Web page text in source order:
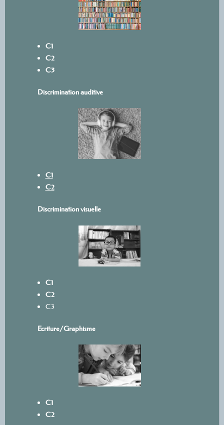
C1
C2
C3
Discrimination auditive
C1
C2
Discrimination visuelle
C1
C2
C3
Ecriture/Graphisme
C1
C2